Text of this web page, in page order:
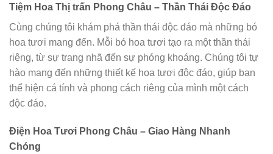
Tiệm Hoa Thị trấn Phong Châu – Thần Thái Độc Đáo
Cùng chúng tôi khám phá thần thái độc đáo mà những bó
hoa tươi mang đến. Mỗi bó hoa tươi tạo ra một thần thái
riêng, từ sự trang nhã đến sự phóng khoáng. Chúng tôi tự
hào mang đến những thiết kế hoa tươi độc đáo, giúp bạn
thể hiện cá tính và phong cách riêng của mình một cách
độc đáo.
Điện Hoa Tươi Phong Châu – Giao Hàng Nhanh
Chóng